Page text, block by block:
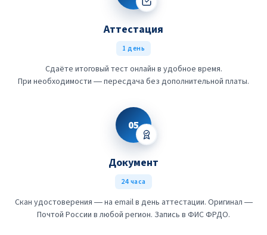
Аттестация
1 день
Сдаёте итоговый тест онлайн в удобное время.
При необходимости — пересдача без дополнительной платы.
05
Документ
24 часа
Скан удостоверения — на email в день аттестации. Оригинал —
Почтой России в любой регион. Запись в ФИС ФРДО.